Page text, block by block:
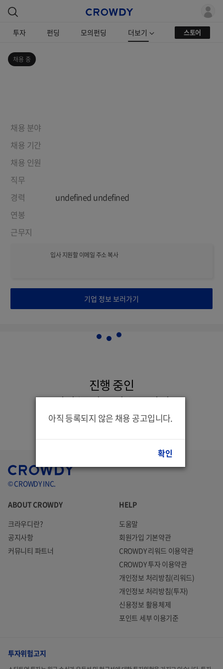
아직 등록되지 않은 채용 공고입니다.
확인
투자 펀딩 모의펀딩 더보기 스토어
채용 중
채용 분야
채용 기간
채용 인원
직무
경력
undefined undefined
연봉
근무지
입사 지원할 이메일 주소 복사
기업 정보 보러가기
진행 중인
펀딩/투자 크라우드 펀딩
© CROWDY INC.
ABOUT CROWDY
크라우디란?
공지사항
커뮤니티 파트너
HELP
도움말
회원가입 기본약관
CROWDY 리워드 이용약관
CROWDY 투자 이용약관
개인정보 처리방침(리워드)
개인정보 처리방침(투자)
신용정보 활용체제
포인트 세부 이용기준
투자위험고지